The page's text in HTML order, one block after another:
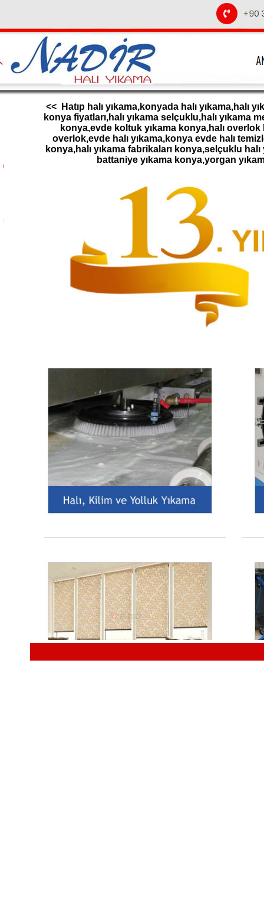
<< Hatıp halı yıkama,konyada halı yıkama,halı
konya fiyatları,halı yıkama selçuklu,halı yıkama
konya,evde koltuk yıkama konya,halı
overlok,evde halı yıkama,konya evde halı
konya,halı yıkama fabrikaları konya,selçuklu
battaniye yıkama konya,yorgan